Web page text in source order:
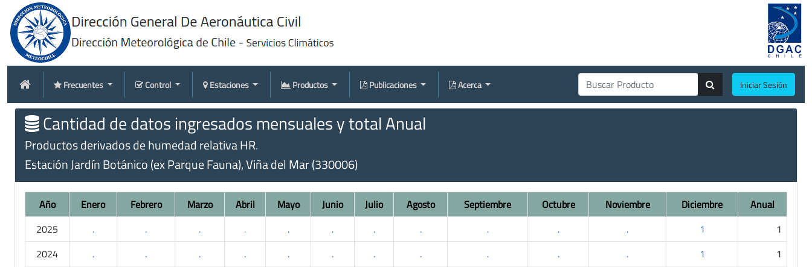
Frecuentes Control Estaciones Productos Publicaciones Acerca Iniciar Sesión
Cantidad de datos ingresados mensuales y total Anual
Productos derivados de humedad relativa HR.
Estación Jardín Botánico (ex Parque Fauna), Viña del Mar (330006)
Año Enero Febrero Marzo Abril Mayo Junio Julio Agosto Septiembre Octubre Noviembre Diciembre
Anual
2025
. . . . . . . . . . . 1
1
2024
. . . . . . . . . . . 1
1